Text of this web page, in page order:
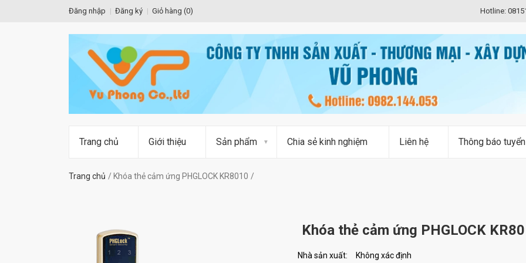
Đăng nhập Đăng ký Giỏ hàng (0) Hotline:
Trang chủ Giới thiệu Sản phẩm Chia sẻ kinh nghiệm Liên hệ Thông báo
Trang chủ Khóa thẻ cảm ứng PHGLOCK KR8010
Khóa thẻ cảm ứng PHGLOCK
Nhà sản xuất: Không xác định